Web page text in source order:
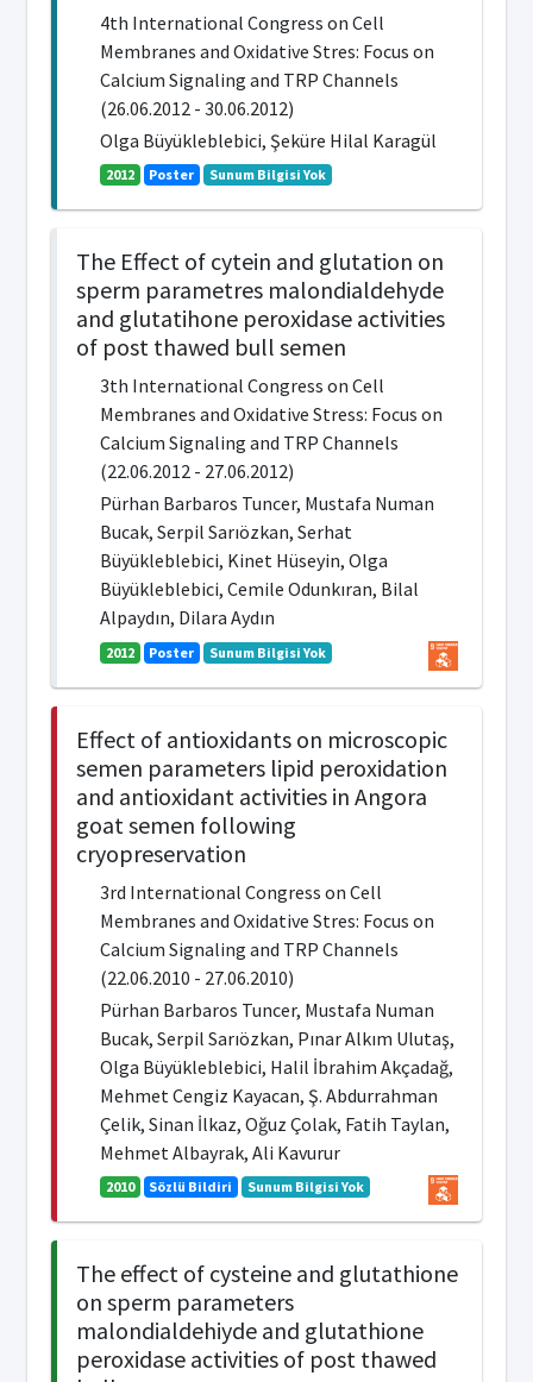
4th International Congress on Cell
Membranes and Oxidative Stres: Focus on
Calcium Signaling and TRP Channels
(26.06.2012 - 30.06.2012)
Olga Büyükleblebici, Şeküre Hilal Karagül
2012 Poster Sunum Bilgisi Yok
The Effect of cytein and glutation on
sperm parametres malondialdehyde
and glutatihone peroxidase activities
of post thawed bull semen
3th International Congress on Cell
Membranes and Oxidative Stress: Focus on
Calcium Signaling and TRP Channels
(22.06.2012 - 27.06.2012)
Pürhan Barbaros Tuncer, Mustafa Numan
Bucak, Serpil Sarıözkan, Serhat
Büyükleblebici, Kinet Hüseyin, Olga
Büyükleblebici, Cemile Odunkıran, Bilal
Alpaydın, Dilara Aydın
2012 Poster Sunum Bilgisi Yok
Effect of antioxidants on microscopic
semen parameters lipid peroxidation
and antioxidant activities in Angora
goat semen following
cryopreservation
3rd International Congress on Cell
Membranes and Oxidative Stres: Focus on
Calcium Signaling and TRP Channels
(22.06.2010 - 27.06.2010)
Pürhan Barbaros Tuncer, Mustafa Numan
Bucak, Serpil Sarıözkan, Pınar Alkım Ulutaş,
Olga Büyükleblebici, Halil İbrahim Akçadağ,
Mehmet Cengiz Kayacan, Ş. Abdurrahman
Çelik, Sinan İlkaz, Oğuz Çolak, Fatih Taylan,
Mehmet Albayrak, Ali Kavurur
2010 Sözlü Bildiri Sunum Bilgisi Yok
The effect of cysteine and glutathione
on sperm parameters
malondialdehiyde and glutathione
peroxidase activities of post thawed